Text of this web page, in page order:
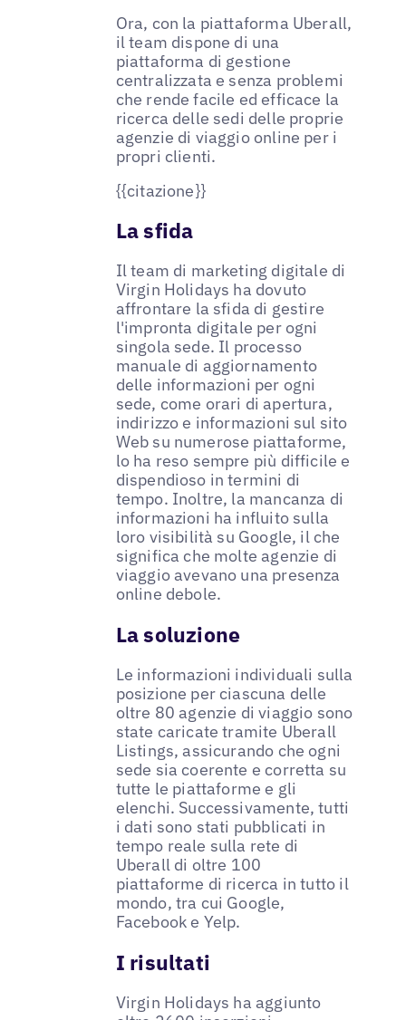
Ora, con la piattaforma Uberall,
il team dispone di una
piattaforma di gestione
centralizzata e senza problemi
che rende facile ed efficace la
ricerca delle sedi delle proprie
agenzie di viaggio online per i
propri clienti.
{{citazione}}
La sfida
Il team di marketing digitale di
Virgin Holidays ha dovuto
affrontare la sfida di gestire
l'impronta digitale per ogni
singola sede. Il processo
manuale di aggiornamento
delle informazioni per ogni
sede, come orari di apertura,
indirizzo e informazioni sul sito
Web su numerose piattaforme,
lo ha reso sempre più difficile e
dispendioso in termini di
tempo. Inoltre, la mancanza di
informazioni ha influito sulla
loro visibilità su Google, il che
significa che molte agenzie di
viaggio avevano una presenza
online debole.
La soluzione
Le informazioni individuali sulla
posizione per ciascuna delle
oltre 80 agenzie di viaggio sono
state caricate tramite Uberall
Listings, assicurando che ogni
sede sia coerente e corretta su
tutte le piattaforme e gli
elenchi. Successivamente, tutti
i dati sono stati pubblicati in
tempo reale sulla rete di
Uberall di oltre 100
piattaforme di ricerca in tutto il
mondo, tra cui Google,
Facebook e Yelp.
I risultati
Virgin Holidays ha aggiunto